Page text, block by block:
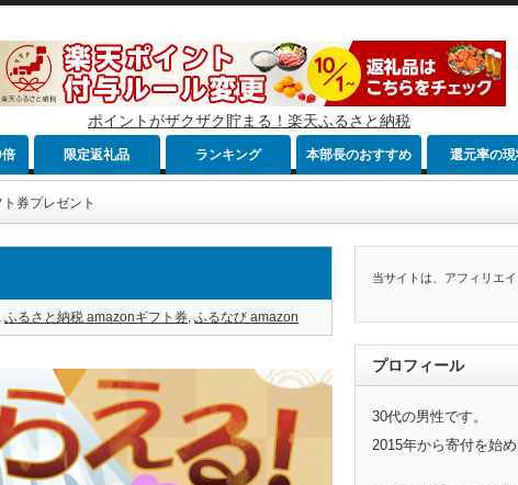
ポイントがザクザク貯まる！楽天ふるさと納税
限定返礼品 ランキング 本部長のおすすめ 還元率の
券プレゼント
, ふるさと納税 amazonギフト券, ふるなび amazon
当サイトは、アフィリエ
プロフィール
30代の男性です。
2015年から寄付を始